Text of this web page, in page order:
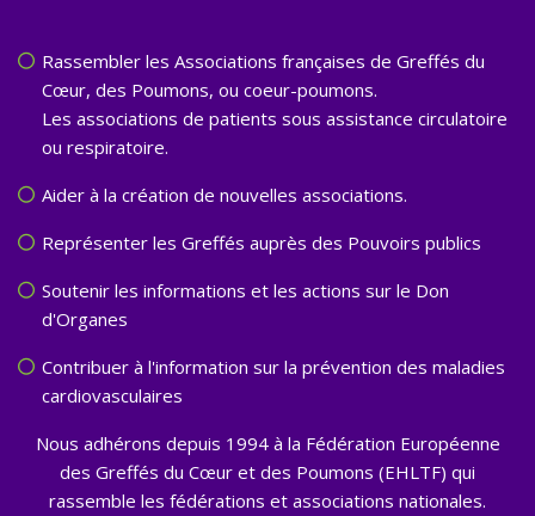
Rassembler les Associations françaises de Greffés du
Cœur, des Poumons, ou coeur-poumons.
Les associations de patients sous assistance circulatoire
ou respiratoire.
Aider à la création de nouvelles associations.
Représenter les Greffés auprès des Pouvoirs publics
Soutenir les informations et les actions sur le Don
d'Organes
Contribuer à l'information sur la prévention des maladies
cardiovasculaires
Nous adhérons depuis 1994 à la Fédération Européenne
des Greffés du Cœur et des Poumons (EHLTF) qui
rassemble les fédérations et associations nationales.